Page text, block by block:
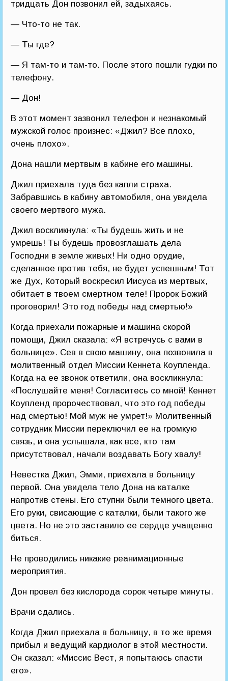
тридцать Дон позвонил ей, задыхаясь.
— Что-то не так.
— Ты где?
— Я там-то и там-то. После этого пошли гудки по
телефону.
— Дон!
В этот момент зазвонил телефон и незнакомый
мужской голос произнес: «Джил? Все плохо,
очень плохо».
Дона нашли мертвым в кабине его машины.
Джил приехала туда без капли страха.
Забравшись в кабину автомобиля, она увидела
своего мертвого мужа.
Джил воскликнула: «Ты будешь жить и не
умрешь! Ты будешь провозглашать дела
Господни в земле живых! Ни одно орудие,
сделанное против тебя, не будет успешным! Тот
же Дух, Который воскресил Иисуса из мертвых,
обитает в твоем смертном теле! Пророк Божий
проговорил! Это год победы над смертью!»
Когда приехали пожарные и машина скорой
помощи, Джил сказала: «Я встречусь с вами в
больнице». Сев в свою машину, она позвонила в
молитвенный отдел Миссии Кеннета Коупленда.
Когда на ее звонок ответили, она воскликнула:
«Послушайте меня! Согласитесь со мной! Кеннет
Коупленд пророчествовал, что это год победы
над смертью! Мой муж не умрет!» Молитвенный
сотрудник Миссии переключил ее на громкую
связь, и она услышала, как все, кто там
присутствовал, начали воздавать Богу хвалу!
Невестка Джил, Эмми, приехала в больницу
первой. Она увидела тело Дона на каталке
напротив стены. Его ступни были темного цвета.
Его руки, свисающие с каталки, были такого же
цвета. Но не это заставило ее сердце учащенно
биться.
Не проводились никакие реанимационные
мероприятия.
Дон провел без кислорода сорок четыре минуты.
Врачи сдались.
Когда Джил приехала в больницу, в то же время
прибыл и ведущий кардиолог в этой местности.
Он сказал: «Миссис Вест, я попытаюсь спасти
его».